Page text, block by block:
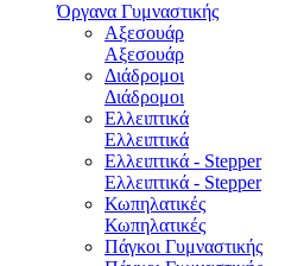
Όργανα Γυμναστικής
Αξεσουάρ
Αξεσουάρ
Διάδρομοι
Διάδρομοι
Ελλειπτικά
Ελλειπτικά
Ελλειπτικά - Stepper
Ελλειπτικά - Stepper
Κωπηλατικές
Κωπηλατικές
Πάγκοι Γυμναστικής